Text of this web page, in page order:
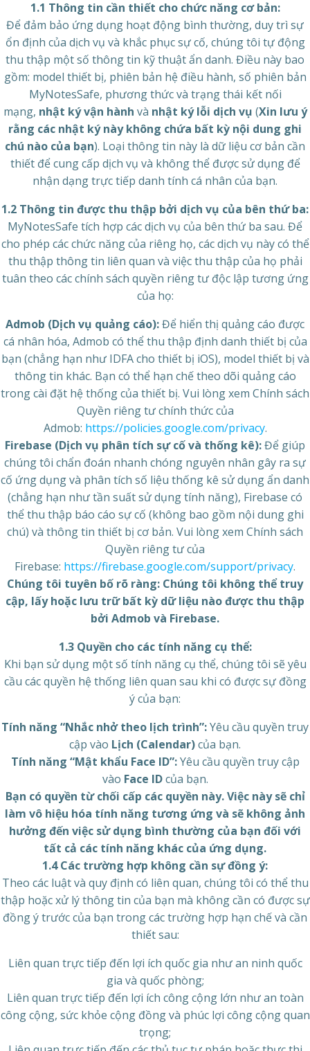
1.1 Thông tin cần thiết cho chức năng cơ bản:
Để đảm bảo ứng dụng hoạt động bình thường, duy trì sự
ổn định của dịch vụ và khắc phục sự cố, chúng tôi tự động
thu thập một số thông tin kỹ thuật ẩn danh. Điều này bao
gồm: model thiết bị, phiên bản hệ điều hành, số phiên bản
MyNotesSafe, phương thức và trạng thái kết nối
mạng, nhật ký vận hành và nhật ký lỗi dịch vụ (Xin lưu ý
rằng các nhật ký này không chứa bất kỳ nội dung ghi
chú nào của bạn). Loại thông tin này là dữ liệu cơ bản cần
thiết để cung cấp dịch vụ và không thể được sử dụng để
nhận dạng trực tiếp danh tính cá nhân của bạn.
1.2 Thông tin được thu thập bởi dịch vụ của bên thứ ba:
MyNotesSafe tích hợp các dịch vụ của bên thứ ba sau. Để
cho phép các chức năng của riêng họ, các dịch vụ này có thể
thu thập thông tin liên quan và việc thu thập của họ phải
tuân theo các chính sách quyền riêng tư độc lập tương ứng
của họ:
Admob (Dịch vụ quảng cáo):Để hiển thị quảng cáo được
cá nhân hóa, Admob có thể thu thập định danh thiết bị của
bạn (chẳng hạn như IDFA cho thiết bị iOS), model thiết bị và
thông tin khác. Bạn có thể hạn chế theo dõi quảng cáo
trong cài đặt hệ thống của thiết bị. Vui lòng xem Chính sách
Quyền riêng tư chính thức của
Admob: https://policies.google.com/privacy.
Firebase (Dịch vụ phân tích sự cố và thống kê):Để giúp
chúng tôi chẩn đoán nhanh chóng nguyên nhân gây ra sự
cố ứng dụng và phân tích số liệu thống kê sử dụng ẩn danh
(chẳng hạn như tần suất sử dụng tính năng), Firebase có
thể thu thập báo cáo sự cố (không bao gồm nội dung ghi
chú) và thông tin thiết bị cơ bản. Vui lòng xem Chính sách
Quyền riêng tư của
Firebase: https://firebase.google.com/support/privacy.
Chúng tôi tuyên bố rõ ràng: Chúng tôi không thể truy
cập, lấy hoặc lưu trữ bất kỳ dữ liệu nào được thu thập
bởi Admob và Firebase.
1.3 Quyền cho các tính năng cụ thể:
Khi bạn sử dụng một số tính năng cụ thể, chúng tôi sẽ yêu
cầu các quyền hệ thống liên quan sau khi có được sự đồng
ý của bạn:
Tính năng “Nhắc nhở theo lịch trình”:Yêu cầu quyền truy
cập vào Lịch (Calendar)của bạn.
Tính năng “Mật khẩu Face ID”:Yêu cầu quyền truy cập
vào Face IDcủa bạn.
Bạn có quyền từ chối cấp các quyền này. Việc này sẽ chỉ
làm vô hiệu hóa tính năng tương ứng và sẽ không ảnh
hưởng đến việc sử dụng bình thường của bạn đối với
tất cả các tính năng khác của ứng dụng.
1.4 Các trường hợp không cần sự đồng ý:
Theo các luật và quy định có liên quan, chúng tôi có thể thu
thập hoặc xử lý thông tin của bạn mà không cần có được sự
đồng ý trước của bạn trong các trường hợp hạn chế và cần
thiết sau:
Liên quan trực tiếp đến lợi ích quốc gia như an ninh quốc
gia và quốc phòng;
Liên quan trực tiếp đến lợi ích công cộng lớn như an toàn
công cộng, sức khỏe cộng đồng và phúc lợi công cộng quan
trọng;